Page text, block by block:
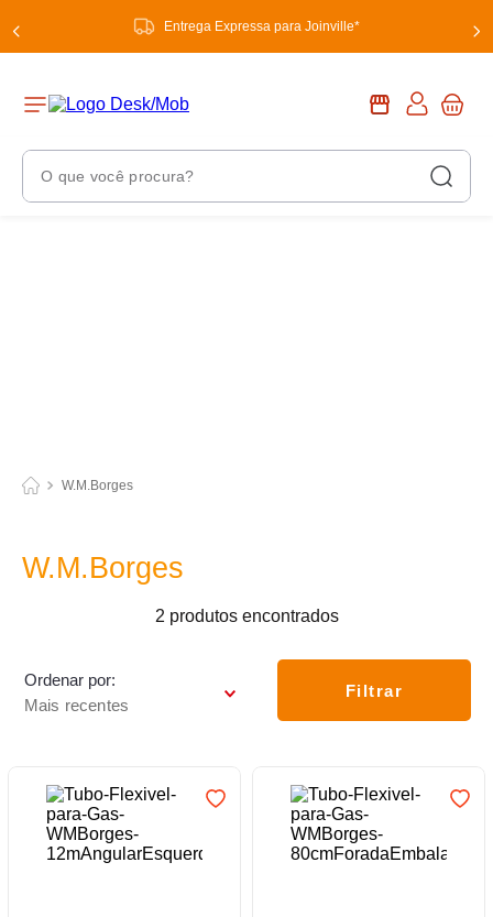
Entrega Expressa para Joinville*
O que você procura?
W.M.Borges
W.M.Borges
2 produtos
Ordenar por
Mais recentes
Filtrar